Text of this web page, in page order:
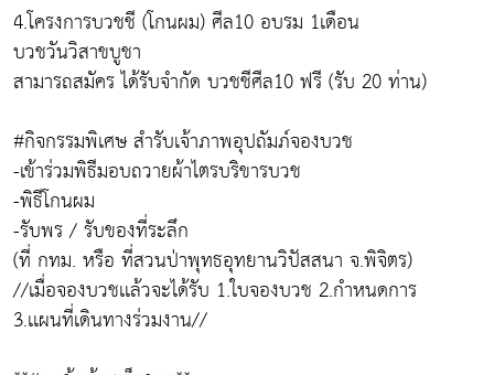
4.โครงการบวชชี (โกนผม) ศีล10 อบรม 1เดือน
บวชวันวิสาขบูชา
สามารถสมัคร ได้รับจำกัด บวชชีศีล10 ฟรี (รับ 20 ท่าน)
#กิจกรรมพิเศษ สำรับเจ้าภาพอุปถัมภ์จองบวช
-เข้าร่วมพิธีมอบถวายผ้าไตรบริขารบวช
-พิธีโกนผม
-รับพร / รับของที่ระลึก
(ที่ กทม. หรือ ที่สวนป่าพุทธอุทยานวิปัสสนา จ.พิจิตร)
//เมื่อจองบวชเเล้วจะได้รับ 1.ใบจองบวช 2.กำหนดการ
3.เเผนที่เดินทางร่วมงาน//